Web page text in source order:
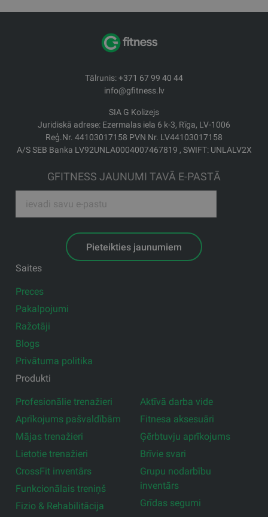
Tālrunis: +371 67 99 40 44
info@gfitness.lv
SIA G Kolizejs
Juridiskā adrese: Ezermalas iela 6 k-3, Rīga, LV-1006
Reģ.Nr. 44103017158 PVN Nr. LV44103017158
A/S SEB Banka LV92UNLA0004007467819 , SWIFT: UNLALV2X
GFITNESS JAUNUMI TAVĀ E-PASTĀ
Pieteikties jaunumiem
Saites
Preces
Pakalpojumi
Ražotāji
Blogs
Privātuma politika
Produkti
Profesionālie trenažieri
Aprīkojums pašvaldībām
Mājas trenažieri
Lietotie trenažieri
CrossFit inventārs
Funkcionālais treniņš
Fizio & Rehabilitācija
Aktīvā darba vide
Fitnesa aksesuāri
Ģērbtuvju aprīkojums
Brīvie svari
Grupu nodarbību
inventārs
Grīdas segumi